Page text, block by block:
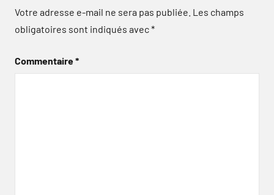
Votre adresse e-mail ne sera pas publiée. Les champs
obligatoires sont indiqués avec*
Commentaire*